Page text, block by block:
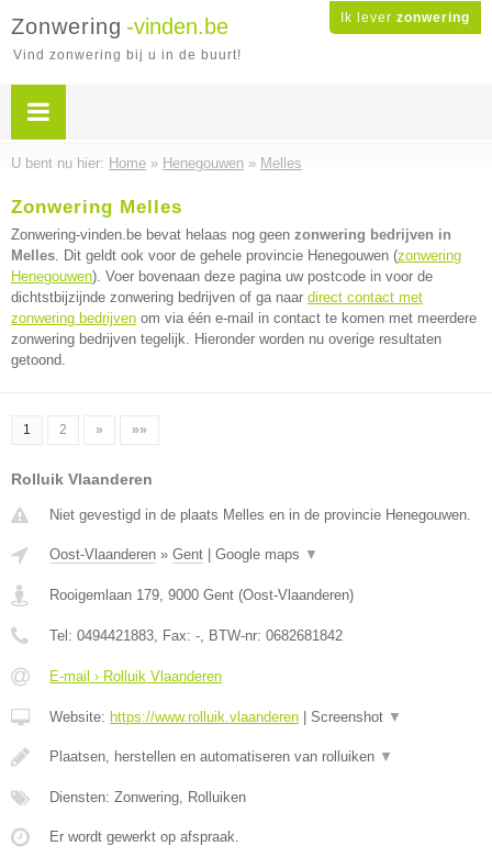
Ik lever zonwering
Zonwering -vinden.be
Vind zonwering bij u in de buurt!
U bent nu hier: Home » Henegouwen » Melles
Zonwering Melles
Zonwering-vinden.be bevat helaas nog geen zonwering bedrijven in
Melles. Dit geldt ook voor de gehele provincie Henegouwen (zonwering
Henegouwen). Voer bovenaan deze pagina uw postcode in voor de
dichtstbijzijnde zonwering bedrijven of ga naar direct contact met
zonwering bedrijven om via één e-mail in contact te komen met meerdere
zonwering bedrijven tegelijk. Hieronder worden nu overige resultaten
getoond.
1 2 » »»
Rolluik Vlaanderen
Niet gevestigd in de plaats Melles en in de provincie Henegouwen.
Oost-Vlaanderen » Gent Google maps ▼
Rooigemlaan 179, 9000 Gent (Oost-Vlaanderen)
Tel: 0494421883, Fax: -, BTW-nr: 0682681842
E-mail › Rolluik Vlaanderen
Website: https://www.rolluik.vlaanderen Screenshot ▼
Plaatsen, herstellen en automatiseren van rolluiken ▼
Diensten: Zonwering, Rolluiken
Er wordt gewerkt op afspraak.